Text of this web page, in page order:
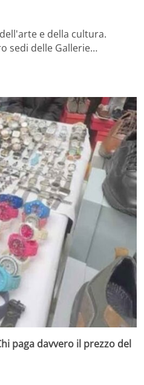
e della cultura.
sedi delle Gallerie…
paga davvero il prezzo del